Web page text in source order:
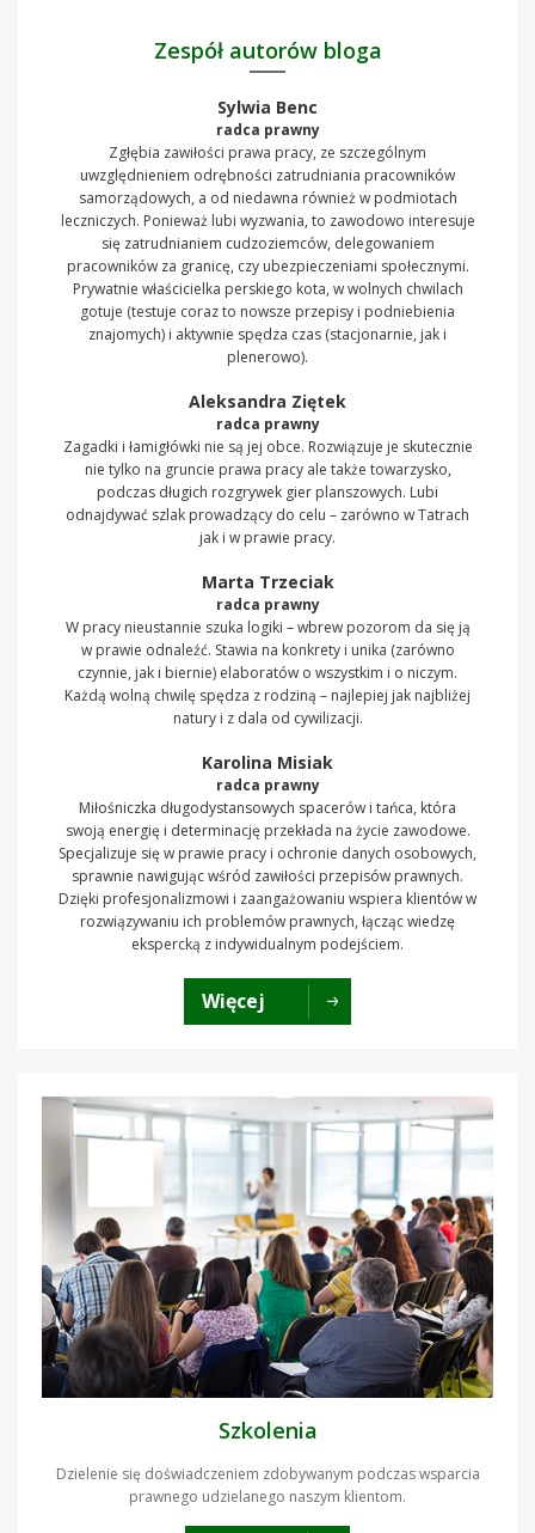
Zespół autorów bloga
Sylwia Benc
radca prawny
Zgłębia zawiłości prawa pracy, ze szczególnym
uwzględnieniem odrębności zatrudniania pracowników
samorządowych, a od niedawna również w podmiotach
leczniczych. Ponieważ lubi wyzwania, to zawodowo interesuje
się zatrudnianiem cudzoziemców, delegowaniem
pracowników za granicę, czy ubezpieczeniami społecznymi.
Prywatnie właścicielka perskiego kota, w wolnych chwilach
gotuje (testuje coraz to nowsze przepisy i podniebienia
znajomych) i aktywnie spędza czas (stacjonarnie, jak i
plenerowo).
Aleksandra Ziętek
radca prawny
Zagadki i łamigłówki nie są jej obce. Rozwiązuje je skutecznie
nie tylko na gruncie prawa pracy ale także towarzysko,
podczas długich rozgrywek gier planszowych. Lubi
odnajdywać szlak prowadzący do celu – zarówno w Tatrach
jak i w prawie pracy.
Marta Trzeciak
radca prawny
W pracy nieustannie szuka logiki – wbrew pozorom da się ją
w prawie odnaleźć. Stawia na konkrety i unika (zarówno
czynnie, jak i biernie) elaboratów o wszystkim i o niczym.
Każdą wolną chwilę spędza z rodziną – najlepiej jak najbliżej
natury i z dala od cywilizacji.
Karolina Misiak
radca prawny
Miłośniczka długodystansowych spacerów i tańca, która
swoją energię i determinację przekłada na życie zawodowe.
Specjalizuje się w prawie pracy i ochronie danych osobowych,
sprawnie nawigując wśród zawiłości przepisów prawnych.
Dzięki profesjonalizmowi i zaangażowaniu wspiera klientów w
rozwiązywaniu ich problemów prawnych, łącząc wiedzę
ekspercką z indywidualnym podejściem.
Więcej
Szkolenia
Dzielenie się doświadczeniem zdobywanym podczas wsparcia
prawnego udzielanego naszym klientom.